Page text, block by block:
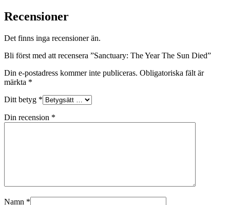
Recensioner
Det finns inga recensioner än.
Bli först med att recensera ”Sanctuary: The Year The Sun Died”
Din e-postadress kommer inte publiceras. Obligatoriska fält är
märkta *
Ditt betyg *
Din recension *
Namn *